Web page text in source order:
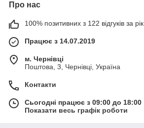
Про нас
100% позитивних з 122 відгуків за рік
Працює з 14.07.2019
м. Чернівці
Поштова, 3, Чернівці, Україна
Контакти
Сьогодні працює з 09:00 до 18:00
Показати весь графік роботи